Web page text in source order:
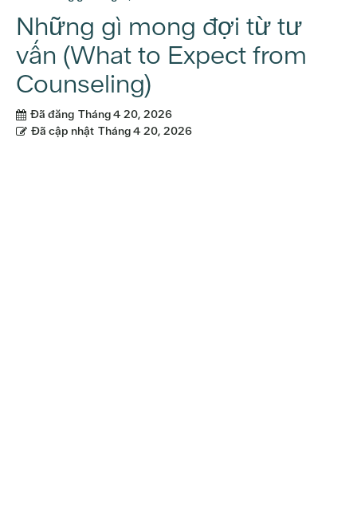
Những gì mong đợi từ tư
vấn (What to Expect from
Counseling)
Đã đăng Tháng 4 20, 2026
Đã cập nhật Tháng 4 20, 2026